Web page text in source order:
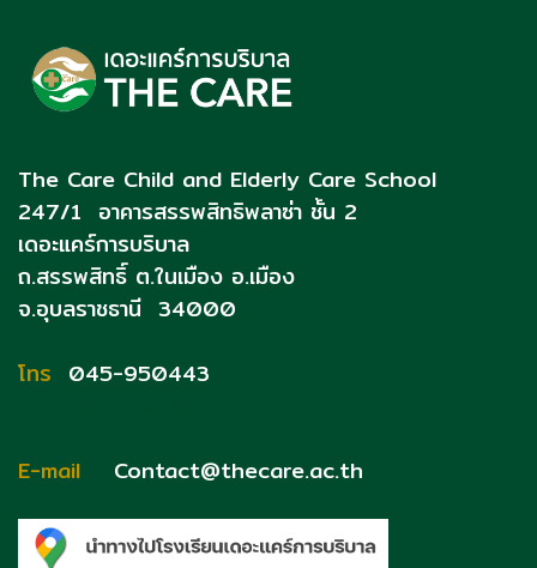
The Care Child and Elderly Care School
247/1 อาคารสรรพสิทธิพลาซ่า ชั้น 2
เดอะแคร์การบริบาล
ถ.สรรพสิทธิ์ ต.ในเมือง อ.เมือง
จ.อุบลราชธานี 34000
โทร 045-950443
E-mail
Contact@thecare.ac.th